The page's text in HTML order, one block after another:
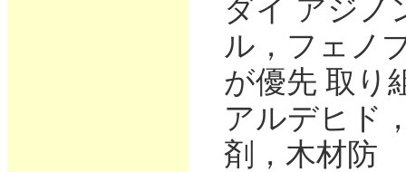
ダイ アジノ
ル，フェノ
が優先 取り
アルデヒド
剤，木材防